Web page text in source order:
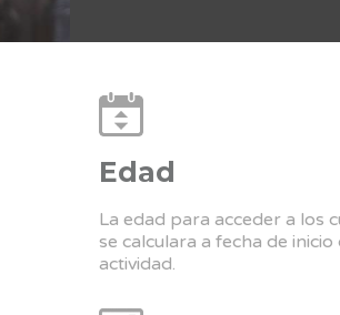
Edad
La edad para acceder a los
se calculara a fecha de inicio
actividad.